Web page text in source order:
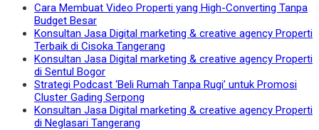
Cara Membuat Video Properti yang High-Converting Tanpa
Budget Besar
Konsultan Jasa Digital marketing & creative agency Properti
Terbaik di Cisoka Tangerang
Konsultan Jasa Digital marketing & creative agency Properti
di Sentul Bogor
Strategi Podcast ‘Beli Rumah Tanpa Rugi’ untuk Promosi
Cluster Gading Serpong
Konsultan Jasa Digital marketing & creative agency Properti
di Neglasari Tangerang